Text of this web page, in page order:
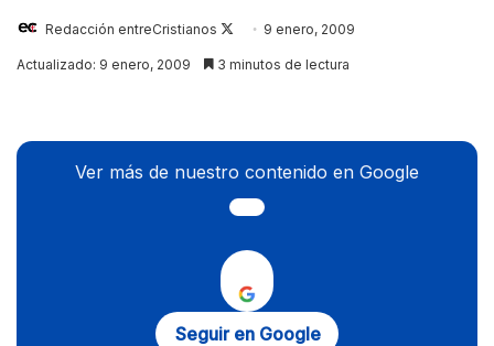
Redacción entreCristianos
Follow
on
9 enero, 2009
Actualizado: 9 enero, 2009 3 minutos de lectura
Ver más de nuestro contenido en Google
Seguir en Google